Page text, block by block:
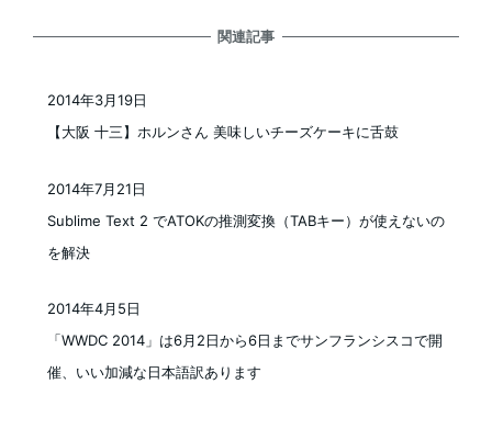
関連記事
【大阪 十三】ホルンさん 美味しいチーズケーキに舌鼓
2014年3月19日
Sublime Text 2 でATOKの推測変換（TABキー）が使えないの
を解決
2014年7月21日
「WWDC 2014」は6月2日から6日までサンフランシスコで開
催、いい加減な日本語訳あります
2014年4月5日